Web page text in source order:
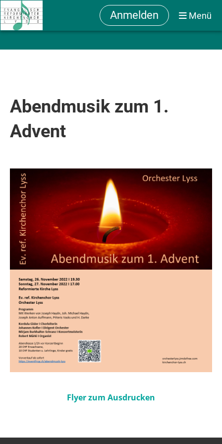
Anmelden Menü
Abendmusik zum 1.
Advent
Flyer zum Ausdrucken